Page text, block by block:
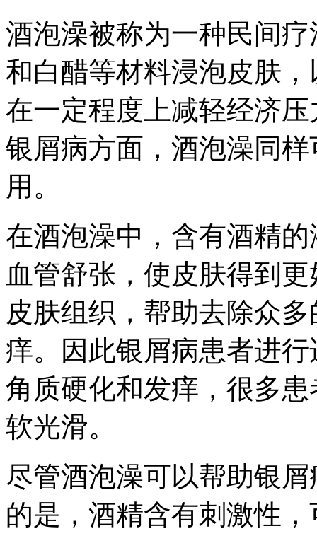
酒泡澡被称为一种民间
和白醋等材料浸泡皮肤
在一定程度上减轻经济
银屑病方面，酒泡澡同
用。
在酒泡澡中，含有酒精
血管舒张，使皮肤得到
皮肤组织，帮助去除众
痒。因此银屑病患者进
角质硬化和发痒，很多
软光滑。
尽管酒泡澡可以帮助银
的是，酒精含有刺激性